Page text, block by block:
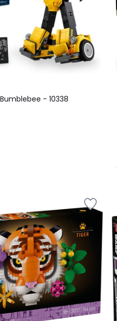
- 10338